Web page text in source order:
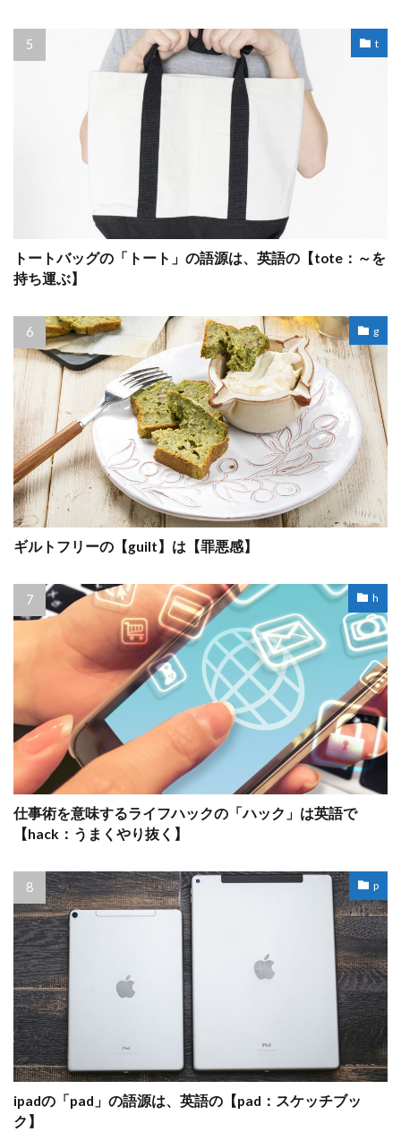
t
トートバッグの「トート」の語源は、英語の【tote：～を
持ち運ぶ】
g
ギルトフリーの【guilt】は【罪悪感】
h
仕事術を意味するライフハックの「ハック」は英語で
【hack：うまくやり抜く】
p
ipadの「pad」の語源は、英語の【pad：スケッチブッ
ク】